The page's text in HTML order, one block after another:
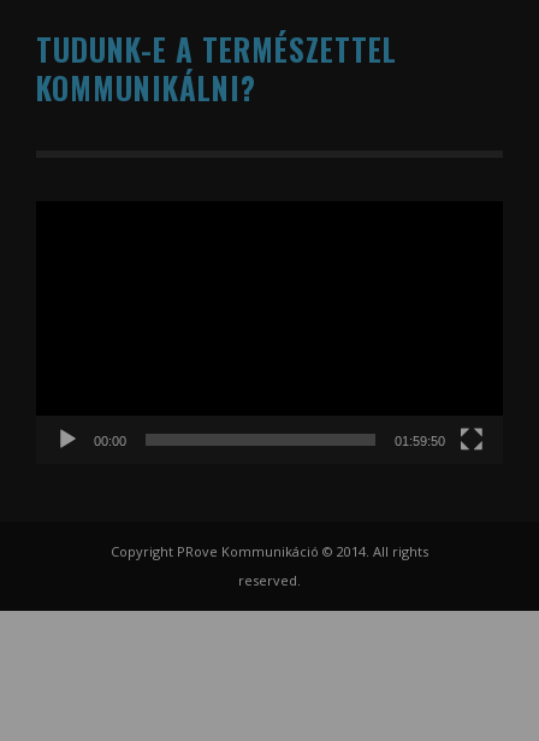
TUDUNK-E A TERMÉSZETTEL
KOMMUNIKÁLNI?
00:00 01:59:50
Copyright PRove Kommunikáció © 2014. All rights
reserved.